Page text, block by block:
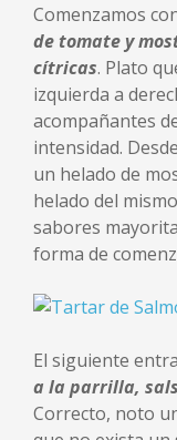
Comenzamos
de tomate y
cítricas. Plato
izquierda a
acompañantes
intensidad.
un helado de
helado del
sabores
forma de
El siguiente
a la parrilla,
Correcto, noto